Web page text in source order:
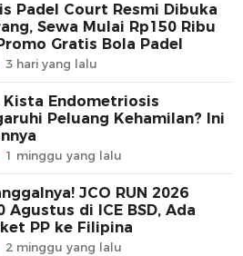
Padel Court Resmi Dibuka
Sewa Mulai Rp150 Ribu
Gratis Bola Padel
3 hari yang lalu
Kista Endometriosis
Peluang Kehamilan? Ini
1 minggu yang lalu
JCO RUN 2026
Agustus di ICE BSD, Ada
PP ke Filipina
2 minggu yang lalu